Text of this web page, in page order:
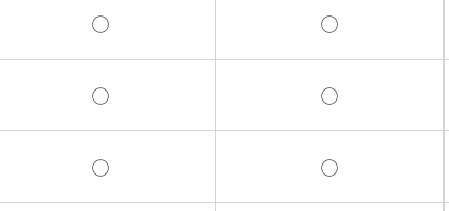
◯ ◯
◯ ◯
◯ ◯